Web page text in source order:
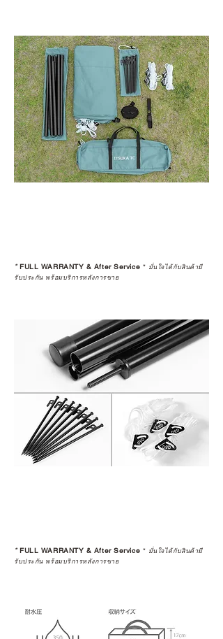
*FULL WARRANTY & After Service * มั่นใจได้กับสินค้ามี
รับประกัน พร้อมบริการหลังการขาย
*FULL WARRANTY & After Service * มั่นใจได้กับสินค้ามี
รับประกัน พร้อมบริการหลังการขาย